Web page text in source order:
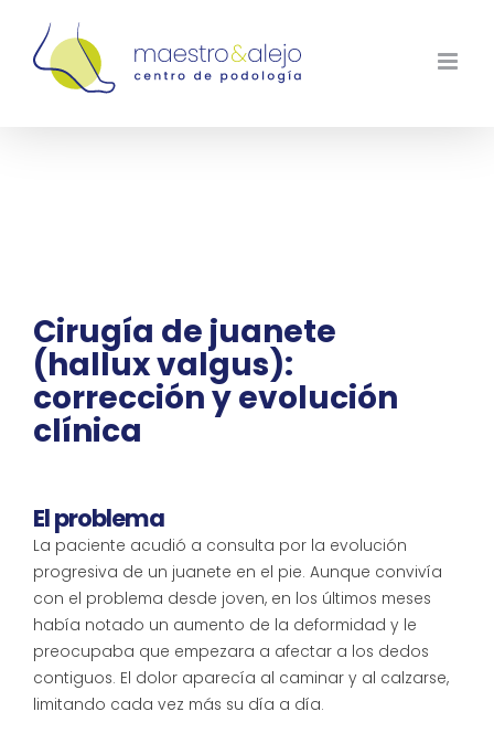
contenido
Cirugía de juanete
(hallux valgus):
corrección y evolución
clínica
El problema
La paciente acudió a consulta por la evolución
progresiva de un juanete en el pie. Aunque convivía
con el problema desde joven, en los últimos meses
había notado un aumento de la deformidad y le
preocupaba que empezara a afectar a los dedos
contiguos. El dolor aparecía al caminar y al calzarse,
limitando cada vez más su día a día.